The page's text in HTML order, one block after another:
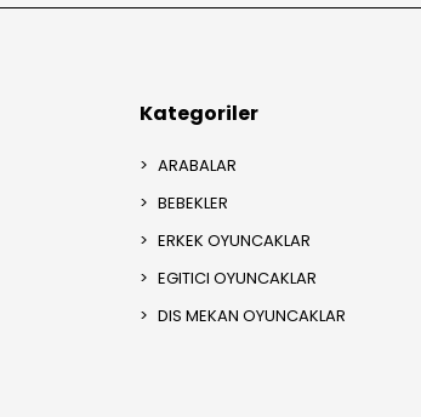
Kategoriler
ARABALAR
BEBEKLER
ERKEK OYUNCAKLAR
EGITICI OYUNCAKLAR
DIS MEKAN OYUNCAKLAR